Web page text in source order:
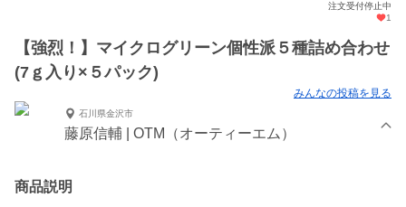
注文受付停止中
1
【強烈！】マイクログリーン個性派５種詰め合わせ
(7ｇ入り×５パック)
みんなの投稿を見る
石川県金沢市
藤原信輔 | OTM（オーティーエム）
商品説明